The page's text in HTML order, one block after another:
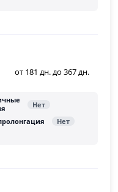
от 181 дн. до 367 дн.